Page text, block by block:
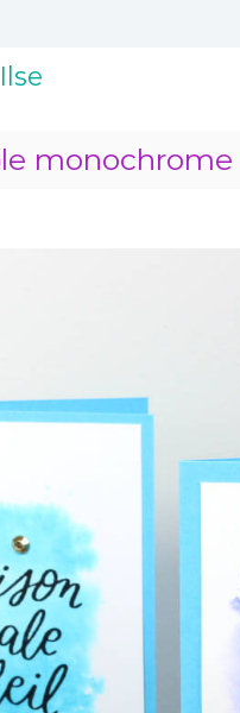
monochrome